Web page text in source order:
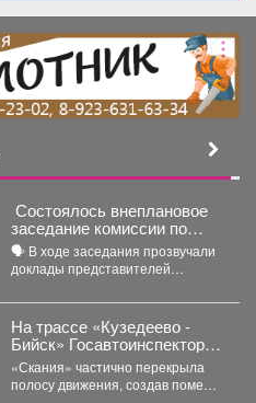
Состоялось внеплановое
заседание комиссии по
предупреждению и
ликвидации чрезвычайных
ситуаций и пожарной
безопасности
🗣️ В ходе заседания прозвучали
доклады представителей
сотрудников МЧС и мысковского
Водоканала. ...
На трассе «Кузедеево -
Бийск» Госавтоинспекторы
помогли водителю
застрявшего в кювете
грузовика.
«Скания» частично перекрыла
полосу движения, создав помехи